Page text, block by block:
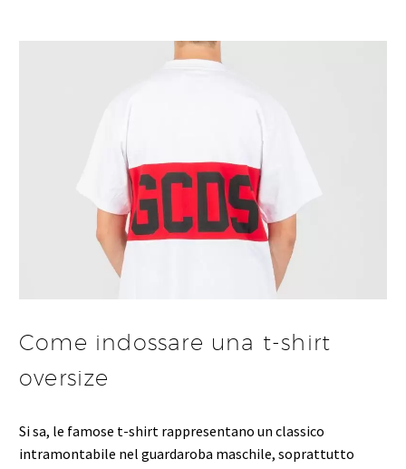
Come indossare una t-shirt
oversize
Si sa, le famose t-shirt rappresentano un classico
intramontabile nel guardaroba maschile, soprattutto